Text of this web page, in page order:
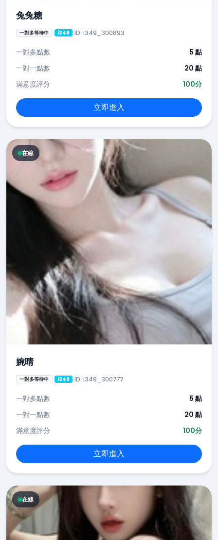
兔兔糖
一對多等待中 i349 ID: i349_300893
一對多點數
5 點
一對一點數
20 點
滿意度評分
100分
立即進入
在線
婉晴
一對多等待中 i349 ID: i349_300777
一對多點數
5 點
一對一點數
20 點
滿意度評分
100分
立即進入
在線